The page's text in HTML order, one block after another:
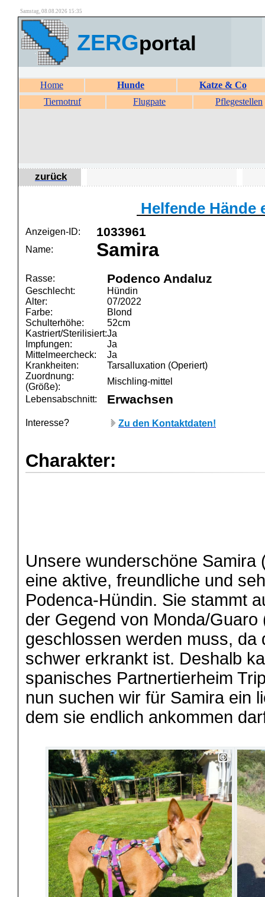
Samstag, 08.08.2026 15:35
ZERGportal
Home Hunde
Katze & Co
Tiernotruf
Flugpate Pflegestellen
zurück
Helfende Hände
Anzeigen-ID: 1033961
Name: Samira
Rasse: Podenco Andaluz
Geschlecht:
Hündin
Alter:
07/2022
Farbe:
Blond
Schulterhöhe:
52cm
Kastriert/Sterilisiert:Ja
Impfungen:
Ja
Mittelmeercheck:
Ja
Krankheiten:
Tarsalluxation (Operiert)
Zuordnung:
(Größe):
Mischling-mittel
Lebensabschnitt:
Erwachsen
Interesse? Zu den Kontaktdaten!
Charakter:
Unsere wunderschöne Samira
eine aktive, freundliche und
Podenca-Hündin. Sie stammt
der Gegend von Monda/Guaro
geschlossen werden muss, da
schwer erkrankt ist. Deshalb
spanisches Partnertierheim
nun suchen wir für Samira ein
dem sie endlich ankommen